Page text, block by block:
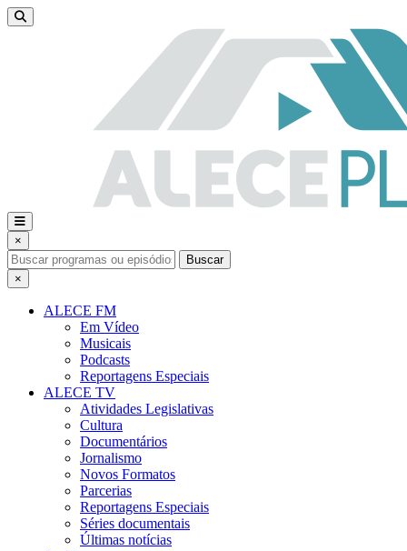
×
Buscar
×
ALECE FM
Em Vídeo
Musicais
Podcasts
Reportagens Especiais
ALECE TV
Atividades Legislativas
Cultura
Documentários
Jornalismo
Novos Formatos
Parcerias
Reportagens Especiais
Séries documentais
Últimas notícias